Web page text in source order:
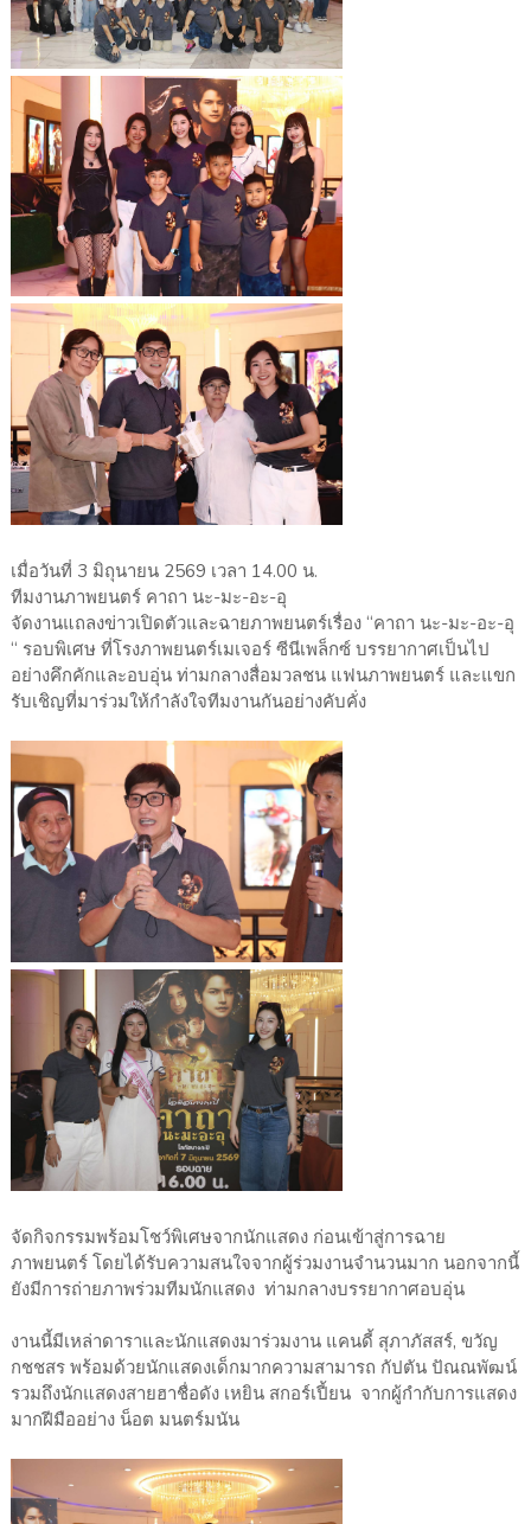
เมื่อวันที่ 3 มิถุนายน 2569 เวลา 14.00 น.
ทีมงานภาพยนตร์ คาถา นะ-มะ-อะ-อุ
จัดงานแถลงข่าวเปิดตัวและฉายภาพยนตร์เรื่อง “คาถา นะ-มะ-อะ-อุ
“ รอบพิเศษ ที่โรงภาพยนตร์เมเจอร์ ซีนีเพล็กซ์ บรรยากาศเป็นไป
อย่างคึกคักและอบอุ่น ท่ามกลางสื่อมวลชน แฟนภาพยนตร์ และแขก
รับเชิญที่มาร่วมให้กำลังใจทีมงานกันอย่างคับคั่ง
จัดกิจกรรมพร้อมโชว์พิเศษจากนักแสดง ก่อนเข้าสู่การฉาย
ภาพยนตร์ โดยได้รับความสนใจจากผู้ร่วมงานจำนวนมาก นอกจากนี้
ยังมีการถ่ายภาพร่วมทีมนักแสดง ท่ามกลางบรรยากาศอบอุ่น
งานนี้มีเหล่าดาราและนักแสดงมาร่วมงาน แคนดี้ สุภาภัสสร์, ขวัญ
กชชสร พร้อมด้วยนักแสดงเด็กมากความสามารถ กัปตัน ปัณณพัฒน์
รวมถึงนักแสดงสายฮาชื่อดัง เหยิน สกอร์เปี้ยน จากผู้กำกับการแสดง
มากฝีมืออย่าง น็อต มนตร์มนัน